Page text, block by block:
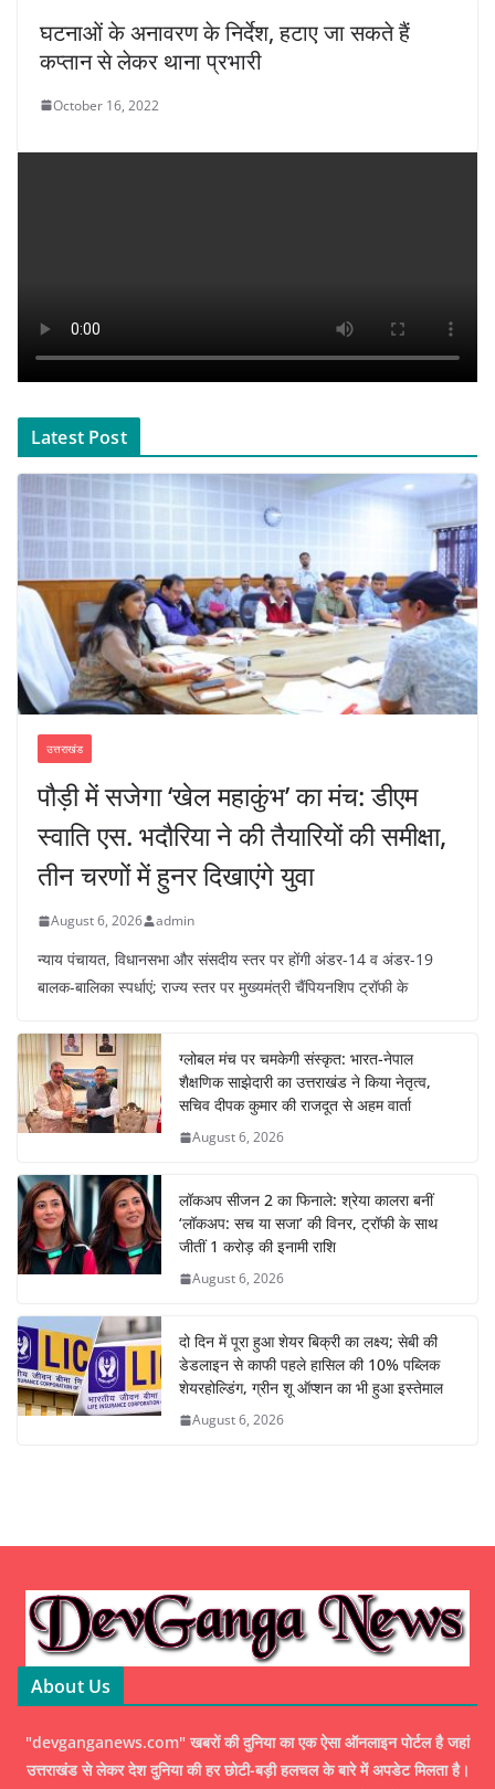
घटनाओं के अनावरण के निर्देश, हटाए जा सकते हैं
कप्तान से लेकर थाना प्रभारी
October 16, 2022
Latest Post
उत्तराखंड
पौड़ी में सजेगा ‘खेल महाकुंभ’ का मंच: डीएम
स्वाति एस. भदौरिया ने की तैयारियों की समीक्षा,
तीन चरणों में हुनर दिखाएंगे युवा
August 6, 2026 admin
न्याय पंचायत, विधानसभा और संसदीय स्तर पर होंगी अंडर-14 व अंडर-19
बालक-बालिका स्पर्धाएं; राज्य स्तर पर मुख्यमंत्री चैंपियनशिप ट्रॉफी के
ग्लोबल मंच पर चमकेगी संस्कृत: भारत-नेपाल
शैक्षणिक साझेदारी का उत्तराखंड ने किया नेतृत्व,
सचिव दीपक कुमार की राजदूत से अहम वार्ता
August 6, 2026
लॉकअप सीजन 2 का फिनाले: श्रेया कालरा बनीं
‘लॉकअप: सच या सजा’ की विनर, ट्रॉफी के साथ
जीतीं 1 करोड़ की इनामी राशि
August 6, 2026
दो दिन में पूरा हुआ शेयर बिक्री का लक्ष्य; सेबी की
डेडलाइन से काफी पहले हासिल की 10% पब्लिक
शेयरहोल्डिंग, ग्रीन शू ऑप्शन का भी हुआ इस्तेमाल
August 6, 2026
About Us
"devganganews.com" खबरों की दुनिया का एक ऐसा ऑनलाइन पोर्टल है जहां
उत्तराखंड से लेकर देश दुनिया की हर छोटी-बड़ी हलचल के बारे में अपडेट मिलता है।